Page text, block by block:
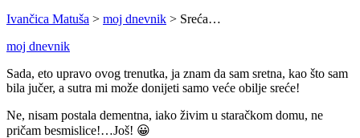
Ivančica Matuša > moj dnevnik > Sreća…
moj dnevnik
Sada, eto upravo ovog trenutka, ja znam da sam sretna, kao što sam
bila jučer, a sutra mi može donijeti samo veće obilje sreće!
Ne, nisam postala dementna, iako živim u staračkom domu, ne
pričam besmislice!…Još! 😀